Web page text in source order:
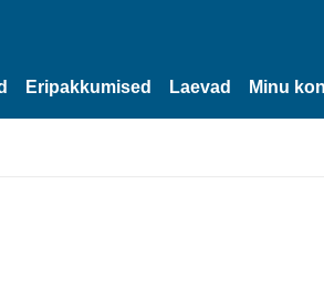
Eripakkumised Laevad Minu